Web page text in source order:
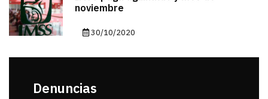
noviembre
30/10/2020
Denuncias